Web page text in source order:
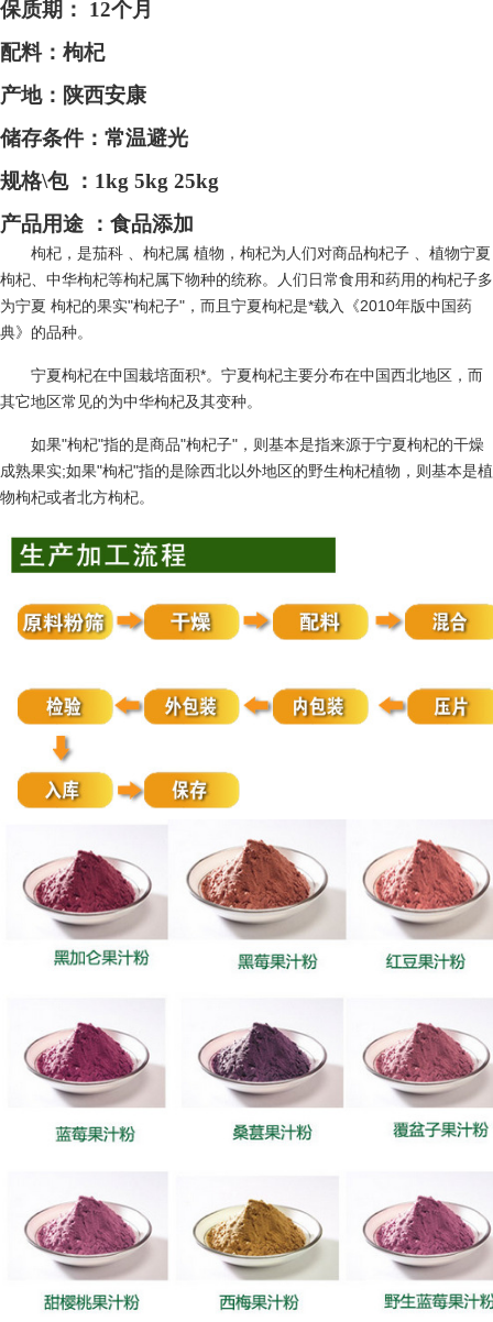
保质期：
12个月
配料：枸杞
产地： 陕西安康
储存条件：常温避光
规格\包 ：1kg 5kg 25kg
产品用途
：食品添加
枸杞，是茄科 、枸杞属 植物，枸杞为人们对商品枸杞子 、植物宁夏
枸杞、中华枸杞等枸杞属下物种的统称。人们日常食用和药用的枸杞子多
为宁夏 枸杞的果实"枸杞子"，而且宁夏枸杞是*载入《2010年版中国药
典》的品种。
宁夏枸杞在中国栽培面积*。宁夏枸杞主要分布在中国西北地区，而
其它地区常见的为中华枸杞及其变种。
如果"枸杞"指的是商品"枸杞子"，则基本是指来源于宁夏枸杞的干燥
成熟果实;如果"枸杞"指的是除西北以外地区的野生枸杞植物，则基本是植
物枸杞或者北方枸杞。